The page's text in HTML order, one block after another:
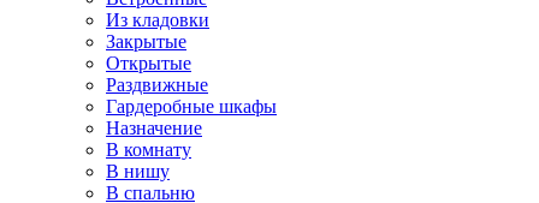
Из кладовки
Закрытые
Открытые
Раздвижные
Гардеробные шкафы
Назначение
В комнату
В нишу
В спальню